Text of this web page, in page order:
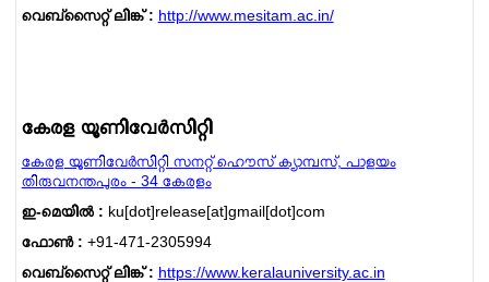
വെബ്സൈറ്റ് ലിങ്ക് : http://www.mesitam.ac.in/
കേരള യൂണിവേര്‍സിറ്റി
കേരള യൂണിവേര്‍സിറ്റി സനറ്റ് ഹൌസ് ക്യാമ്പസ്‌, പാളയം
തിരുവനന്തപുരം - 34 കേരളം
ഇ-മെയില്‍ : ku[dot]release[at]gmail[dot]com
ഫോണ്‍ : +91-471-2305994
വെബ്സൈറ്റ് ലിങ്ക് : https://www.keralauniversity.ac.in